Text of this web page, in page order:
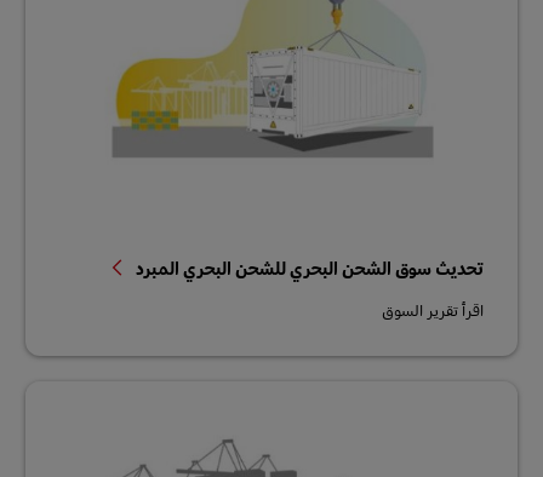
تحديث سوق الشحن البحري للشحن البحري المبرد
اقرأ تقرير السوق